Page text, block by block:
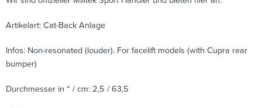
Artikelart: Cat-Back Anlage
Infos: Non-resonated (louder). For facelift models (with Cupra rear
bumper)
Durchmesser in “ / cm: 2,5 / 63,5